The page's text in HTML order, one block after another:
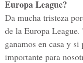
Europa League?
Da mucha tristeza
de la Europa
ganamos en casa y
importante para